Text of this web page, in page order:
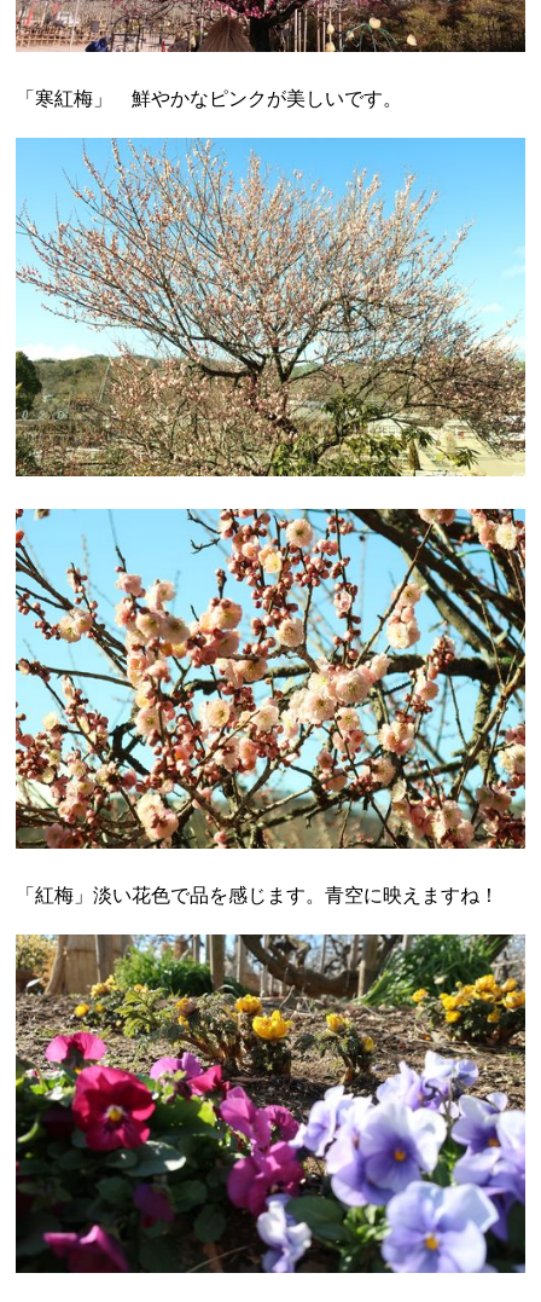
「寒紅梅」 鮮やかなピンクが美しいです。
「紅梅」淡い花色で品を感じます。青空に映えますね！